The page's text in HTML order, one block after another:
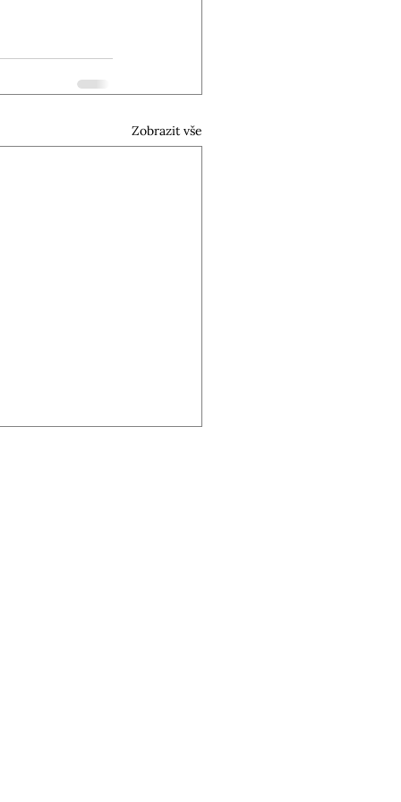
Zobrazit vše